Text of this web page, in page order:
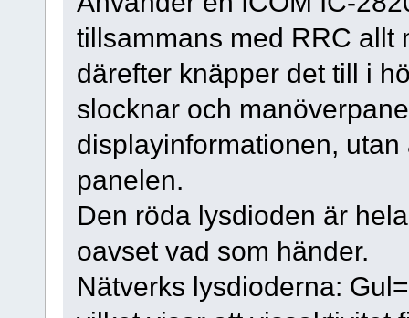
tillsammans med RRC allt
därefter knäpper det till i
slocknar och
displayinformationen,
panelen.
Den röda lysdioden är
oavset vad som händer.
Nätverks lysdioderna: